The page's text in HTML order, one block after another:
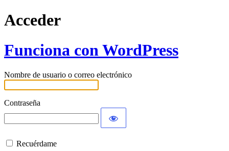
Acceder
Funciona con WordPress
Nombre de usuario o correo electrónico
Contraseña
Recuérdame